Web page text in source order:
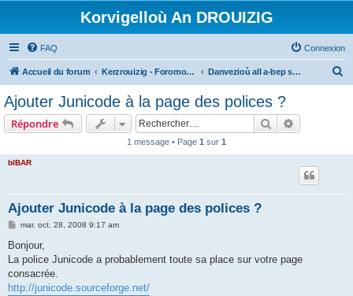
Korvigelloù An DROUIZIG
FAQ Connexion
Accueil du forum Kerzrouizig - Foromoù An Drouizig Danvezioù all a-bep seurt
Ajouter Junicode à la page des polices ?
Répondre Rechercher
1 message • Page 1 sur 1
bIBAR
Ajouter Junicode à la page des polices ?
M
s
a
g
mar. oct. 28, 2008 9:17 am
Bonjour,
La police Junicode a probablement toute sa place sur votre page
consacrée.
http://junicode.sourceforge.net/